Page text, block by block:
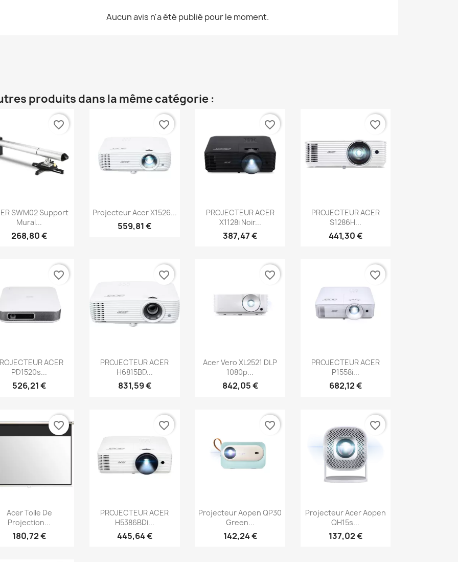
Aucun avis n'a été publié pour le moment.
produits dans la même catégorie :
Aperçu rapide
SWM02 Support
Mural...
268,80 €
favorite_border
Aperçu rapide
Projecteur Acer X1526...
559,81 €
favorite_border
Aperçu rapide
PROJECTEUR ACER
X1128i Noir...
387,47 €
favorite_border
Aperçu rapide
PROJECTEUR ACER
S1286H...
441,30 €
favorite_border
Aperçu rapide
ACER
PD1520s...
526,21 €
favorite_border
Aperçu rapide
PROJECTEUR ACER
H6815BD...
831,59 €
favorite_border
Aperçu rapide
Acer Vero XL2521 DLP
1080p...
842,05 €
favorite_border
Aperçu rapide
PROJECTEUR ACER
P1558i...
682,12 €
favorite_border
Aperçu rapide
Acer Toile De
Projection...
180,72 €
favorite_border
Aperçu rapide
PROJECTEUR ACER
H5386BDi...
445,64 €
favorite_border
Aperçu rapide
Projecteur Aopen QP30
Green...
142,24 €
favorite_border
Aperçu rapide
Projecteur Acer Aopen
QH15s...
137,02 €
favorite_border